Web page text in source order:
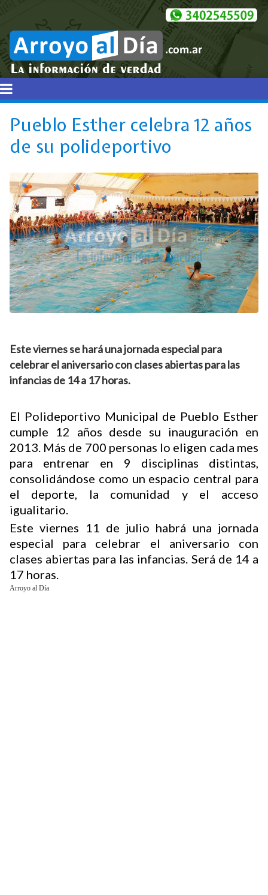
Pueblo Esther celebra 12 años
de su polideportivo
Este viernes se hará una jornada especial para
celebrar el aniversario con clases abiertas para las
infancias de 14 a 17 horas.
El Polideportivo Municipal de Pueblo Esther
cumple 12 años desde su inauguración en
2013. Más de 700 personas lo eligen cada mes
para entrenar en 9 disciplinas distintas,
consolidándose como un espacio central para
el deporte, la comunidad y el acceso
igualitario.
Este viernes 11 de julio habrá una jornada
especial para celebrar el aniversario con
clases abiertas para las infancias. Será de 14 a
17 horas.
Arroyo al Día